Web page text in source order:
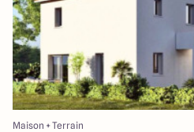
Maison + Terrain